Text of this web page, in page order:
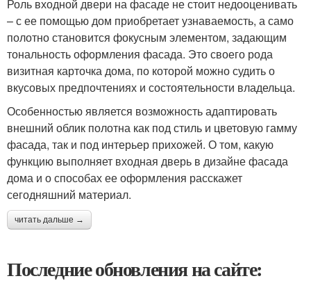
Роль входной двери на фасаде не стоит недооценивать
– с ее помощью дом приобретает узнаваемость, а само
полотно становится фокусным элементом, задающим
тональность оформления фасада. Это своего рода
визитная карточка дома, по которой можно судить о
вкусовых предпочтениях и состоятельности владельца.
Особенностью является возможность адаптировать
внешний облик полотна как под стиль и цветовую гамму
фасада, так и под интерьер прихожей. О том, какую
функцию выполняет входная дверь в дизайне фасада
дома и о способах ее оформления расскажет
сегодняшний материал.
читать дальше →
Последние обновления на сайте: